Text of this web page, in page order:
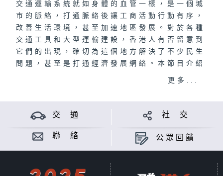
交通運輸系統就如身體的血管一樣，是一個城
市的脈絡，打通脈絡後讓工商活動行動有序，
改善生活環境，甚至加速地區發展。對於各種
交通工具和大型運輸建設，香港人有否留意到
它們的出現，確切為這個地方解決了不少民生
問題，甚至是打通經濟發展網絡。本節目介紹
聽眾恆常使用、偶然光顧，甚至從未接觸香港
意見
更多...
交 通 社 交
聯 絡 公眾回饋